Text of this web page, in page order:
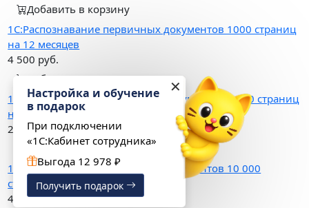
Добавить в корзину
1С:Распознавание первичных документов 1000 страниц
на 12 месяцев
4 500 руб.
Добавить в корзину
1С:Распознавание первичных документов 5 000 страниц
на 12 месяцев
21 000руб.
Добавить в корзину
1С:Распознавание первичных документов 10 000
страниц на 12 месяцев
40 000руб.
✕
Настройка и обучение
в подарок
При подключении
«1С:Кабинет сотрудника»
Выгода 12 978 ₽
Получить подарок